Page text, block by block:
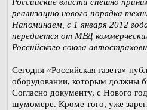
Российские власти спешно
реализацию нового порядка
Напоминаем, с 1 января 2012
передается от МВД
Российского союза
Сегодня «Российская газета»
оборудовании, которым должны
Согласно документу, с Нового
шумомере. Кроме того, уже